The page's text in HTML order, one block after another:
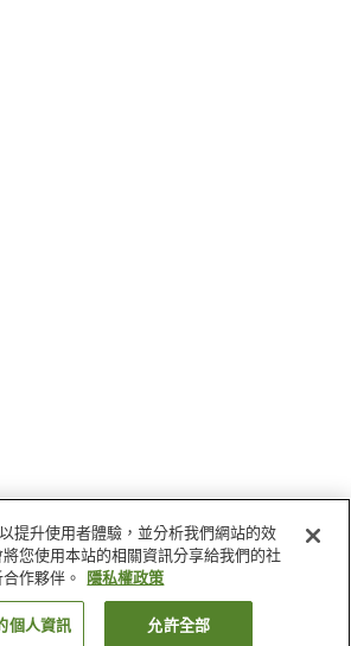
提升使用者體驗，並分析我們網站的效
您使用本站的相關資訊分享給我們的社
作夥伴。
隱私權政策
個人資訊 允許全部